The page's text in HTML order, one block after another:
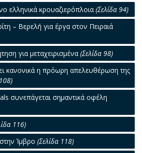
ελληνικά κρουαζιερόπλοια (Σελίδα 94)
– Βερελή για έργα στον Πειραιά
για μεταχειρισμένα (Σελίδα 98)
κανονικά η πρόωρη απελευθέρωση της
συνεπάγεται σημαντικά οφέλη
116)
Ίμβρο (Σελίδα 118)